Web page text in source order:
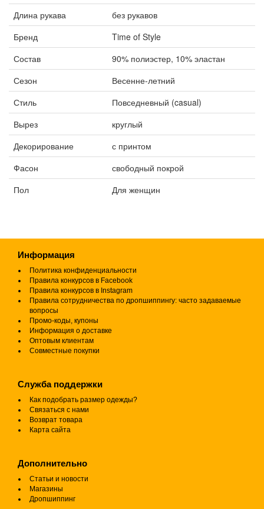
Длина рукава
без рукавов
Бренд
Time of Style
Состав
90% полиэстер, 10% эластан
Сезон
Весенне-летний
Стиль
Повседневный (casual)
Вырез
круглый
Декорирование
с принтом
Фасон
свободный покрой
Пол
Для женщин
Информация
Политика конфиденциальности
Правила конкурсов в Facebook
Правила конкурсов в Instagram
Правила сотрудничества по дропшиппингу: часто задаваемые
вопросы
Промо-коды, купоны
Информация о доставке
Оптовым клиентам
Совместные покупки
Служба поддержки
Как подобрать размер одежды?
Связаться с нами
Возврат товара
Карта сайта
Дополнительно
Статьи и новости
Магазины
Дропшиппинг